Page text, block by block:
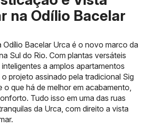
na Odílio Bacelar
Odílio Bacelar Urca é o novo marco da
Sul do Rio. Com plantas versáteis
a amplos apartamentos
projeto assinado pela tradicional Sig
o que há de melhor em acabamento,
Tudo isso em uma das ruas
da Urca, com direito a vista